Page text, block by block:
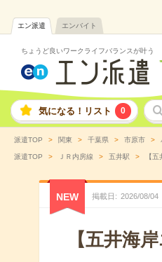
エン派遣 エンバイト
ちょうど良いワークライフバランスが叶う
気になる！リスト 0
派遣TOP 関東 千葉県 市原市
派遣TOP ＪＲ内房線 五井駅 【
NEW 掲載日 2026/08/04
【五井海